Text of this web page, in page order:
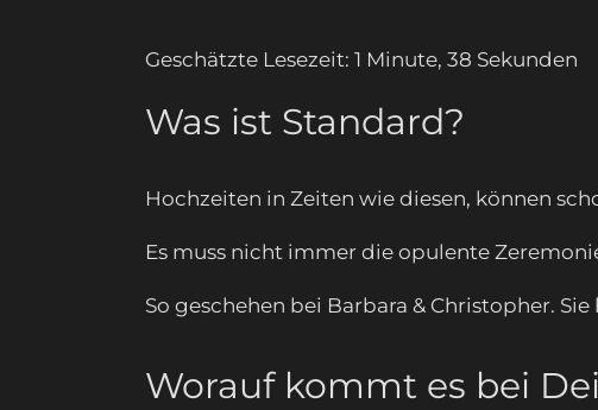
Geschätzte Lesezeit: 1 Minute, 38 Sekunden
Was ist Standard?
Hochzeiten in Zeiten wie diesen, können
Es muss nicht immer die opulente
So geschehen bei Barbara & Christopher.
Worauf kommt es bei